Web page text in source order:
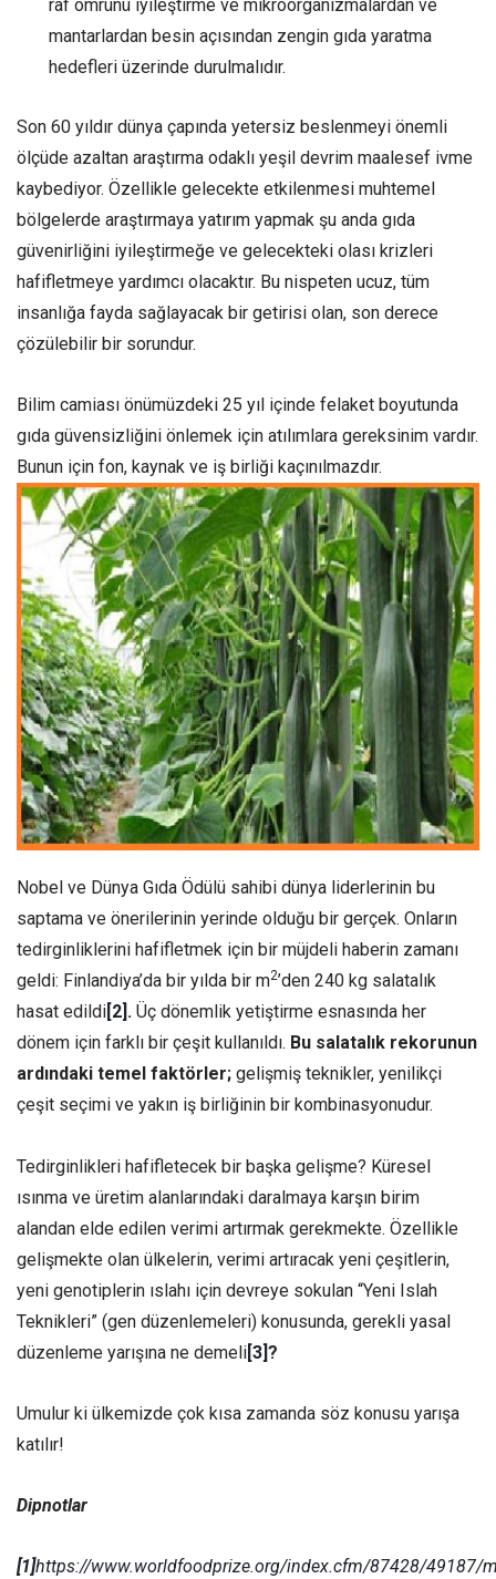
raf ömrünü iyileştirme ve mikroorganizmalardan ve
mantarlardan besin açısından zengin gıda yaratma
hedefleri üzerinde durulmalıdır.
Son 60 yıldır dünya çapında yetersiz beslenmeyi önemli
ölçüde azaltan araştırma odaklı yeşil devrim maalesef ivme
kaybediyor. Özellikle gelecekte etkilenmesi muhtemel
bölgelerde araştırmaya yatırım yapmak şu anda gıda
güvenirliğini iyileştirmeğe ve gelecekteki olası krizleri
hafifletmeye yardımcı olacaktır. Bu nispeten ucuz, tüm
insanlığa fayda sağlayacak bir getirisi olan, son derece
çözülebilir bir sorundur.
Bilim camiası önümüzdeki 25 yıl içinde felaket boyutunda
gıda güvensizliğini önlemek için atılımlara gereksinim vardır.
Bunun için fon, kaynak ve iş birliği kaçınılmazdır.
Nobel ve Dünya Gıda Ödülü sahibi dünya liderlerinin bu
saptama ve önerilerinin yerinde olduğu bir gerçek. Onların
tedirginliklerini hafifletmek için bir müjdeli haberin zamanı
geldi: Finlandiya’da bir yılda bir m2’den 240 kg salatalık
hasat edildi [2] . Üç dönemlik yetiştirme esnasında her
dönem için farklı bir çeşit kullanıldı. Bu salatalık rekorunun
ardındaki temel faktörler; gelişmiş teknikler, yenilikçi
çeşit seçimi ve yakın iş birliğinin bir kombinasyonudur.
Tedirginlikleri hafifletecek bir başka gelişme? Küresel
ısınma ve üretim alanlarındaki daralmaya karşın birim
alandan elde edilen verimi artırmak gerekmekte. Özellikle
gelişmekte olan ülkelerin, verimi artıracak yeni çeşitlerin,
yeni genotiplerin ıslahı için devreye sokulan “Yeni Islah
Teknikleri” (gen düzenlemeleri) konusunda, gerekli yasal
düzenleme yarışına ne demeli[3]?
Umulur ki ülkemizde çok kısa zamanda söz konusu yarışa
katılır!
Dipnotlar
[1]https://www.worldfoodprize.org/index.cfm/87428/49187/